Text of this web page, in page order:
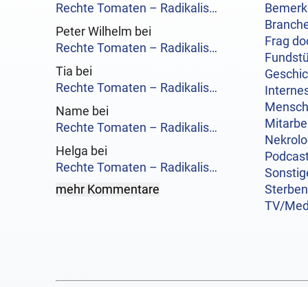
Rechte Tomaten – Radikalis…
Peter Wilhelm bei
Rechte Tomaten – Radikalis…
Tia bei
Rechte Tomaten – Radikalis…
Name bei
Rechte Tomaten – Radikalis…
Helga bei
Rechte Tomaten – Radikalis…
mehr Kommentare
Frag
TV/